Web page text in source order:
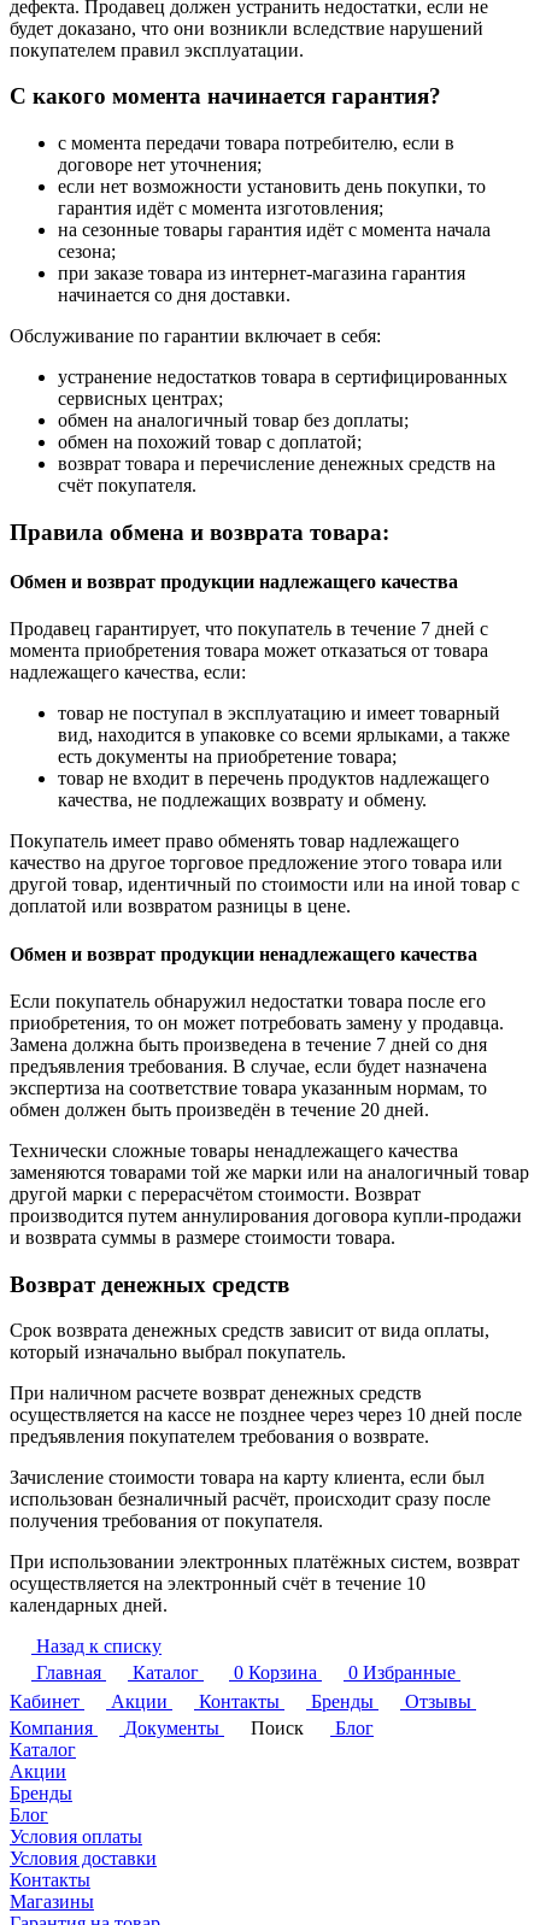
дефекта. Продавец должен устранить недостатки, если не
будет доказано, что они возникли вследствие нарушений
покупателем правил эксплуатации.
С какого момента начинается гарантия?
с момента передачи товара потребителю, если в
договоре нет уточнения;
если нет возможности установить день покупки, то
гарантия идёт с момента изготовления;
на сезонные товары гарантия идёт с момента начала
сезона;
при заказе товара из интернет-магазина гарантия
начинается со дня доставки.
Обслуживание по гарантии включает в себя:
устранение недостатков товара в сертифицированных
сервисных центрах;
обмен на аналогичный товар без доплаты;
обмен на похожий товар с доплатой;
возврат товара и перечисление денежных средств на
счёт покупателя.
Правила обмена и возврата товара:
Обмен и возврат продукции надлежащего качества
Продавец гарантирует, что покупатель в течение 7 дней с
момента приобретения товара может отказаться от товара
надлежащего качества, если:
товар не поступал в эксплуатацию и имеет товарный
вид, находится в упаковке со всеми ярлыками, а также
есть документы на приобретение товара;
товар не входит в перечень продуктов надлежащего
качества, не подлежащих возврату и обмену.
Покупатель имеет право обменять товар надлежащего
качество на другое торговое предложение этого товара или
другой товар, идентичный по стоимости или на иной товар с
доплатой или возвратом разницы в цене.
Обмен и возврат продукции ненадлежащего качества
Если покупатель обнаружил недостатки товара после его
приобретения, то он может потребовать замену у продавца.
Замена должна быть произведена в течение 7 дней со дня
предъявления требования. В случае, если будет назначена
экспертиза на соответствие товара указанным нормам, то
обмен должен быть произведён в течение 20 дней.
Технически сложные товары ненадлежащего качества
заменяются товарами той же марки или на аналогичный товар
другой марки с перерасчётом стоимости. Возврат
производится путем аннулирования договора купли-продажи
и возврата суммы в размере стоимости товара.
Возврат денежных средств
Срок возврата денежных средств зависит от вида оплаты,
который изначально выбрал покупатель.
При наличном расчете возврат денежных средств
осуществляется на кассе не позднее через через 10 дней после
предъявления покупателем требования о возврате.
Зачисление стоимости товара на карту клиента, если был
использован безналичный расчёт, происходит сразу после
получения требования от покупателя.
При использовании электронных платёжных систем, возврат
осуществляется на электронный счёт в течение 10
календарных дней.
Назад к списку
Главная
Каталог 0 Корзина 0 Избранные
Кабинет
Акции Контакты Бренды
Отзывы
Компания
Документы Поиск
Блог
Каталог
Акции
Бренды
Блог
Условия оплаты
Условия доставки
Контакты
Магазины